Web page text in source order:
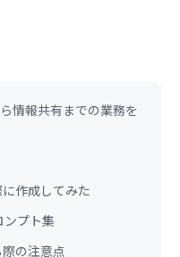
情報共有までの業務を
作成してみた
ンプト集
の注意点